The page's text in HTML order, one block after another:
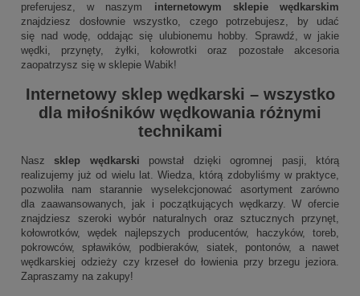
preferujesz, w naszym internetowym sklepie wędkarskim
znajdziesz dosłownie wszystko, czego potrzebujesz, by udać
się nad wodę, oddając się ulubionemu hobby. Sprawdź, w jakie
wędki, przynęty, żyłki, kołowrotki oraz pozostałe akcesoria
zaopatrzysz się w sklepie Wabik!
Internetowy sklep wędkarski – wszystko
dla miłośników wędkowania różnymi
technikami
Naszsklep wędkarski powstał dzięki ogromnej pasji, którą
realizujemy już od wielu lat. Wiedza, którą zdobyliśmy w praktyce,
pozwoliła nam starannie wyselekcjonować asortyment zarówno
dla zaawansowanych, jak i początkujących wędkarzy. W ofercie
znajdziesz szeroki wybór naturalnych oraz sztucznych przynęt,
kołowrotków, wędek najlepszych producentów, haczyków, toreb,
pokrowców, spławików, podbieraków, siatek, pontonów, a nawet
wędkarskiej odzieży czy krzeseł do łowienia przy brzegu jeziora.
Zapraszamy na zakupy!